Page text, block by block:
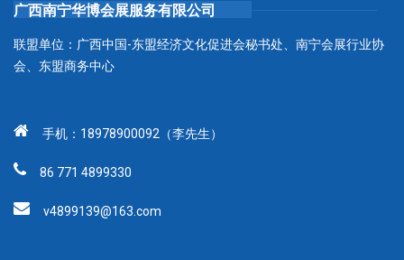
广西南宁华博会展服务有限公司
联盟单位：广西中国-东盟经济文化促进会秘书处、南宁会展行业协
会、东盟商务中心
手机：18978900092（李先生）
86 771 4899330
v4899139@163.com